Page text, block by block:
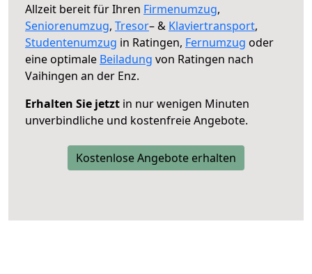
Allzeit bereit für Ihren Firmenumzug,
Seniorenumzug, Tresor– & Klaviertransport,
Studentenumzug in Ratingen, Fernumzug oder
eine optimale Beiladung von Ratingen nach
Vaihingen an der Enz.
Erhalten Sie jetzt in nur wenigen Minuten
unverbindliche und kostenfreie Angebote.
Kostenlose Angebote erhalten